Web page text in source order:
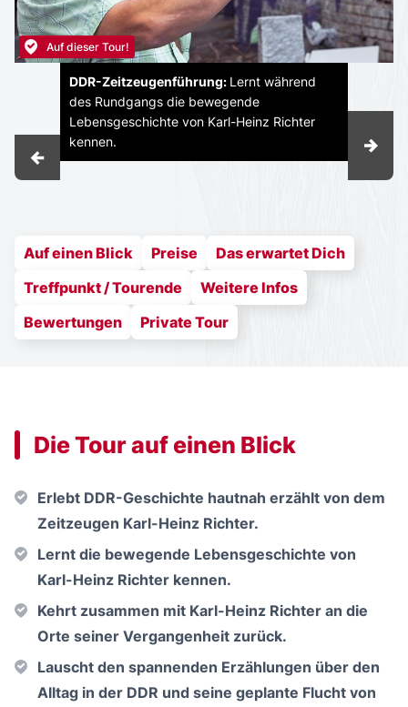
Auf dieser Tour!
DDR-Zeitzeugenführung: Lernt während
des Rundgangs die bewegende
Lebensgeschichte von Karl-Heinz Richter
kennen.
Auf einen Blick Preise
Das erwartet Dich
Treffpunkt / Tourende
Weitere Infos
Bewertungen
Private Tour
Die Tour auf einen Blick
Erlebt DDR-Geschichte hautnah erzählt von dem
Zeitzeugen Karl-Heinz Richter.
Lernt die bewegende Lebensgeschichte von
Karl-Heinz Richter kennen.
Kehrt zusammen mit Karl-Heinz Richter an die
Orte seiner Vergangenheit zurück.
Lauscht den spannenden Erzählungen über den
Alltag in der DDR und seine geplante Flucht von